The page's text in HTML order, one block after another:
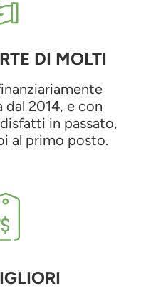
DI MOLTI
2014, e con
in passato,
al primo posto.